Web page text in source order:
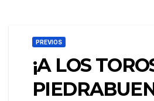
PREVIOS
¡A LOS